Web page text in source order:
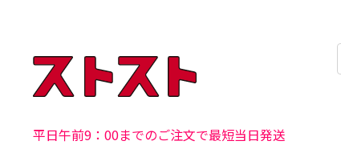
平日午前9：00までのご注文で最短当日発送